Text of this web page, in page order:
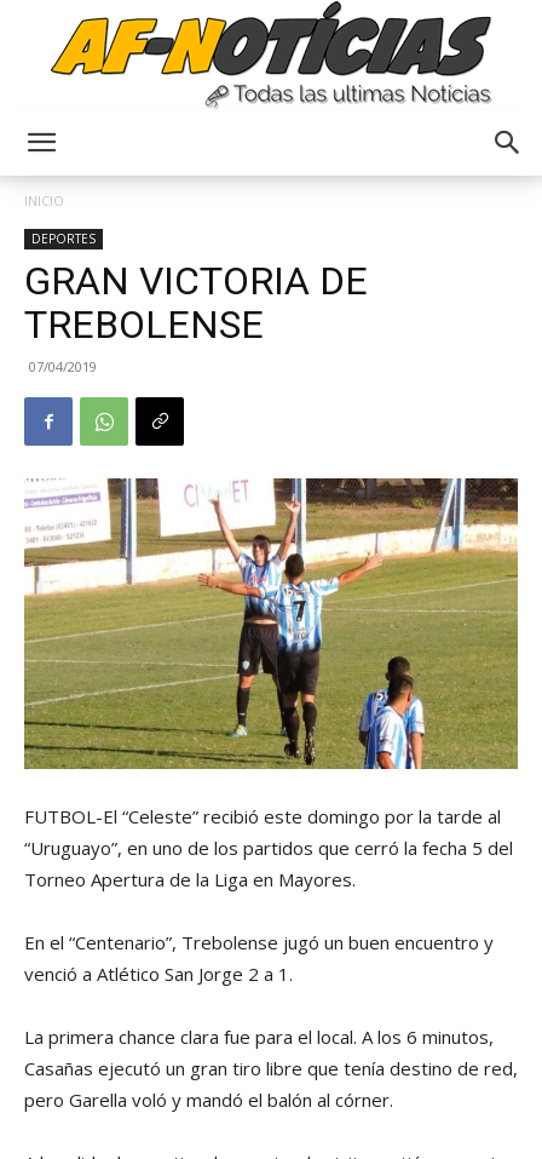
INICIO
DEPORTES
GRAN VICTORIA DE
TREBOLENSE
07/04/2019
FUTBOL-El “Celeste” recibió este domingo por la tarde al
“Uruguayo”, en uno de los partidos que cerró la fecha 5 del
Torneo Apertura de la Liga en Mayores.
En el “Centenario”, Trebolense jugó un buen encuentro y
venció a Atlético San Jorge 2 a 1.
La primera chance clara fue para el local. A los 6 minutos,
Casañas ejecutó un gran tiro libre que tenía destino de red,
pero Garella voló y mandó el balón al córner.